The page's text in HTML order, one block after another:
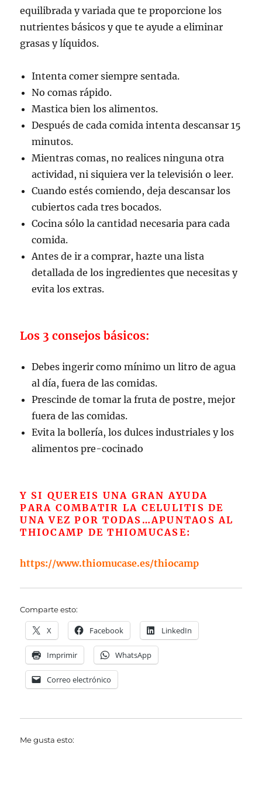
equilibrada y variada que te proporcione los
nutrientes básicos y que te ayude a eliminar
grasas y líquidos.
Intenta comer siempre sentada.
No comas rápido.
Mastica bien los alimentos.
Después de cada comida intenta descansar 15
minutos.
Mientras comas, no realices ninguna otra
actividad, ni siquiera ver la televisión o leer.
Cuando estés comiendo, deja descansar los
cubiertos cada tres bocados.
Cocina sólo la cantidad necesaria para cada
comida.
Antes de ir a comprar, hazte una lista
detallada de los ingredientes que necesitas y
evita los extras.
Los 3 consejos básicos:
Debes ingerir como mínimo un litro de agua
al día, fuera de las comidas.
Prescinde de tomar la fruta de postre, mejor
fuera de las comidas.
Evita la bollería, los dulces industriales y los
alimentos pre-cocinado
Y SI QUEREIS UNA GRAN AYUDA
PARA COMBATIR LA CELULITIS DE
UNA VEZ POR TODAS…APUNTAOS AL
THIOCAMP DE THIOMUCASE:
https://www.thiomucase.es/thiocamp
Comparte esto:
X Facebook LinkedIn
Imprimir WhatsApp
Correo electrónico
Me gusta esto: